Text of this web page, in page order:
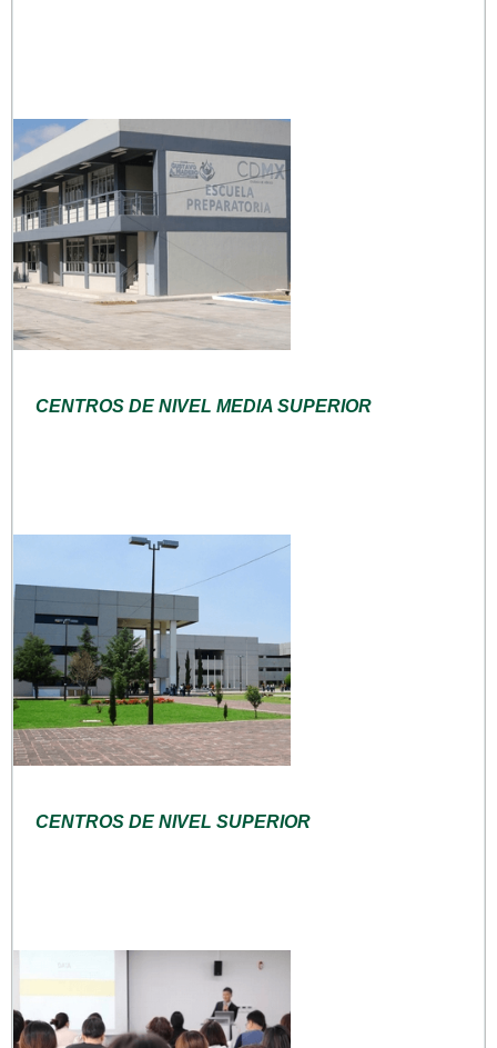
CENTROS DE NIVEL MEDIA SUPERIOR
CENTROS DE NIVEL SUPERIOR